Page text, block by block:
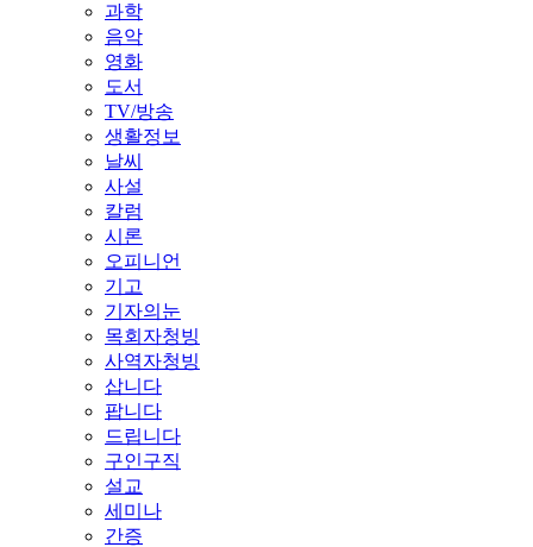
과학
음악
영화
도서
TV/방송
생활정보
날씨
사설
칼럼
시론
오피니언
기고
기자의눈
목회자청빙
사역자청빙
삽니다
팝니다
드립니다
구인구직
설교
세미나
간증